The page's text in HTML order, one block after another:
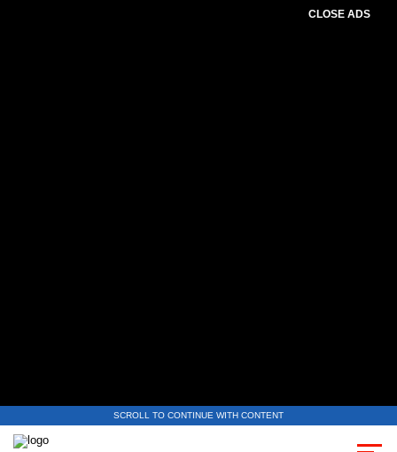
CLOSE ADS
SCROLL TO CONTINUE WITH CONTENT